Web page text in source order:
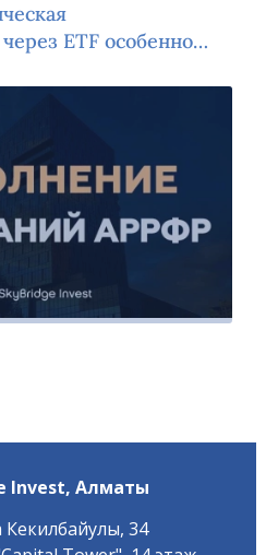
ETF особенно
Invest, Алматы
34